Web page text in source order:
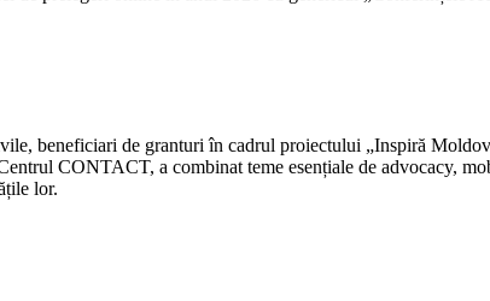
beneficiari de granturi în cadrul proiectului „Inspiră
CONTACT, a combinat teme esențiale de advocacy,
lor.